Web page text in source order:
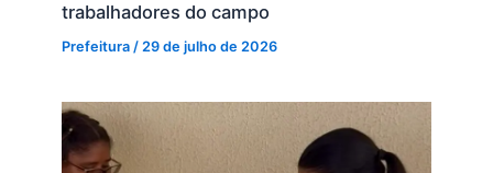
trabalhadores do campo
Prefeitura /29 de julho de 2026